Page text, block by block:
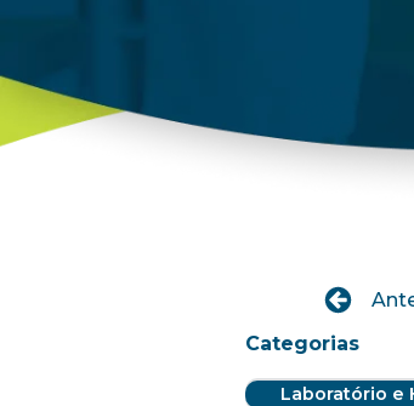
Categorias
Laboratório e